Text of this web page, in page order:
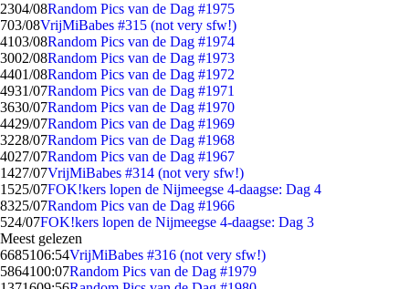
2304/08Random Pics van de Dag #1975
703/08VrijMiBabes #315 (not very sfw!)
4103/08Random Pics van de Dag #1974
3002/08Random Pics van de Dag #1973
4401/08Random Pics van de Dag #1972
4931/07Random Pics van de Dag #1971
3630/07Random Pics van de Dag #1970
4429/07Random Pics van de Dag #1969
3228/07Random Pics van de Dag #1968
4027/07Random Pics van de Dag #1967
1427/07VrijMiBabes #314 (not very sfw!)
1525/07FOK!kers lopen de Nijmeegse 4-daagse: Dag 4
8325/07Random Pics van de Dag #1966
524/07FOK!kers lopen de Nijmeegse 4-daagse: Dag 3
Meest gelezen
6685106:54VrijMiBabes #316 (not very sfw!)
5864100:07Random Pics van de Dag #1979